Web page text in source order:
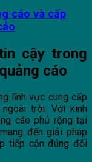
cáo và cấp
cậy trong
cáo
lĩnh vực cung cấp
trời. Với kinh
cáo phủ rộng tại
đến giải pháp
tiếp cận đúng đối